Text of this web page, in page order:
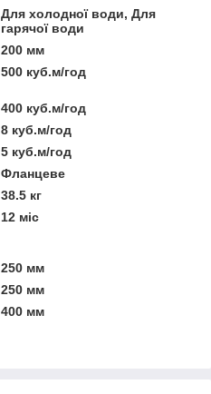
Для холодної води, Для
гарячої води
200 мм
500 куб.м/год
400 куб.м/год
8 куб.м/год
5 куб.м/год
Фланцеве
38.5 кг
12 міс
250 мм
250 мм
400 мм